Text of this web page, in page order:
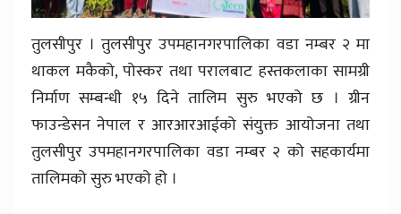
तुलसीपुर । तुलसीपुर उपमहानगरपालिका वडा नम्बर २ मा
थाकल मकैको, पोस्कर तथा परालबाट हस्तकलाका सामग्री
निर्माण सम्बन्धी १५ दिने तालिम सुरु भएको छ । ग्रीन
फाउन्डेसन नेपाल र आरआरआईको संयुक्त आयोजना तथा
तुलसीपुर उपमहानगरपालिका वडा नम्बर २ को सहकार्यमा
तालिमको सुरु भएको हो ।